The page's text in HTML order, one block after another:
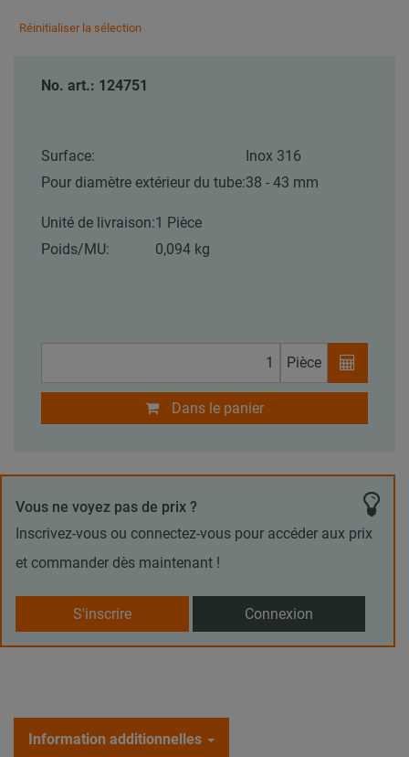
Réinitialiser la sélection
No. art.: 124751
Surface:
Inox 316
Pour diamètre extérieur du tube:38 - 43 mm
Unité de livraison:1 Pièce
Poids/MU:
0,094 kg
Pièce
Dans le panier
Vous ne voyez pas de prix ?
Inscrivez-vous ou connectez-vous pour accéder aux prix
et commander dès maintenant !
S'inscrire Connexion
Information additionnelles